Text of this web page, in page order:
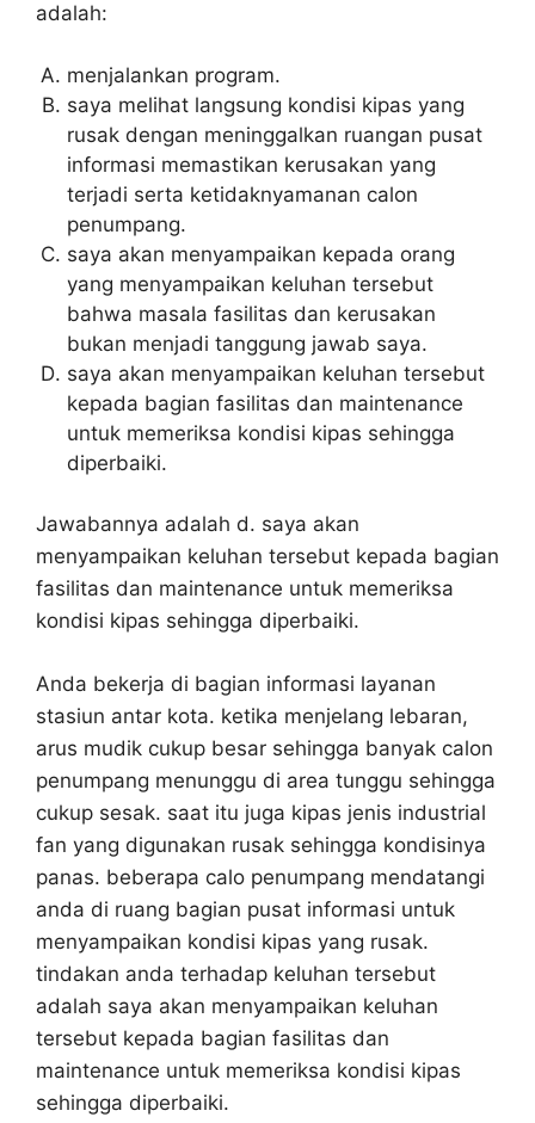
adalah:
menjalankan program.
saya melihat langsung kondisi kipas yang
rusak dengan meninggalkan ruangan pusat
informasi memastikan kerusakan yang
terjadi serta ketidaknyamanan calon
penumpang.
saya akan menyampaikan kepada orang
yang menyampaikan keluhan tersebut
bahwa masala fasilitas dan kerusakan
bukan menjadi tanggung jawab saya.
saya akan menyampaikan keluhan tersebut
kepada bagian fasilitas dan maintenance
untuk memeriksa kondisi kipas sehingga
diperbaiki.
Jawabannya adalah d. saya akan
menyampaikan keluhan tersebut kepada bagian
fasilitas dan maintenance untuk memeriksa
kondisi kipas sehingga diperbaiki.
Anda bekerja di bagian informasi layanan
stasiun antar kota. ketika menjelang lebaran,
arus mudik cukup besar sehingga banyak calon
penumpang menunggu di area tunggu sehingga
cukup sesak. saat itu juga kipas jenis industrial
fan yang digunakan rusak sehingga kondisinya
panas. beberapa calo penumpang mendatangi
anda di ruang bagian pusat informasi untuk
menyampaikan kondisi kipas yang rusak.
tindakan anda terhadap keluhan tersebut
adalah saya akan menyampaikan keluhan
tersebut kepada bagian fasilitas dan
maintenance untuk memeriksa kondisi kipas
sehingga diperbaiki.